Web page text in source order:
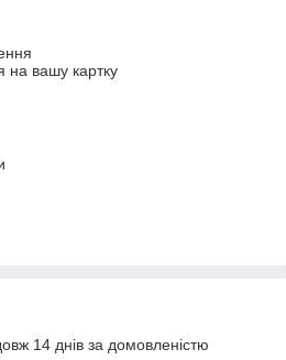
на вашу картку
14 днів за домовленістю